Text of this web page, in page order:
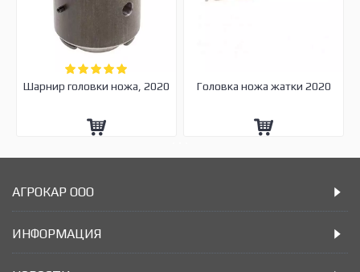
Шарнир головки ножа, 2020 Головка ножа жатки 2020
АГРОКАР ООО
ИНФОРМАЦИЯ